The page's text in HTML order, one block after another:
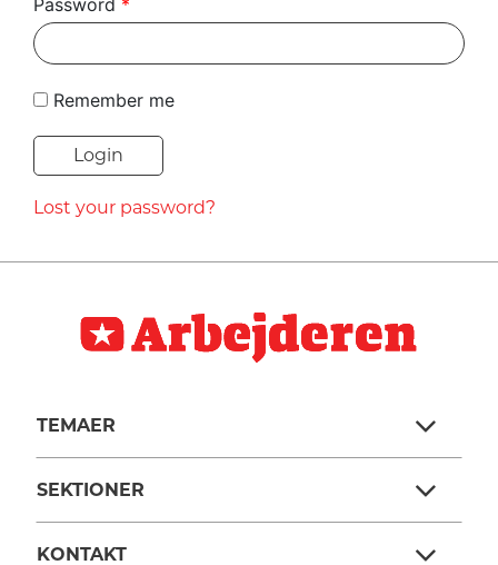
DEBAT
TIL
NAVNE
HISTORIE
TEORI
Remember me
Lost your password?
TEMAER
SEKTIONER
KONTAKT